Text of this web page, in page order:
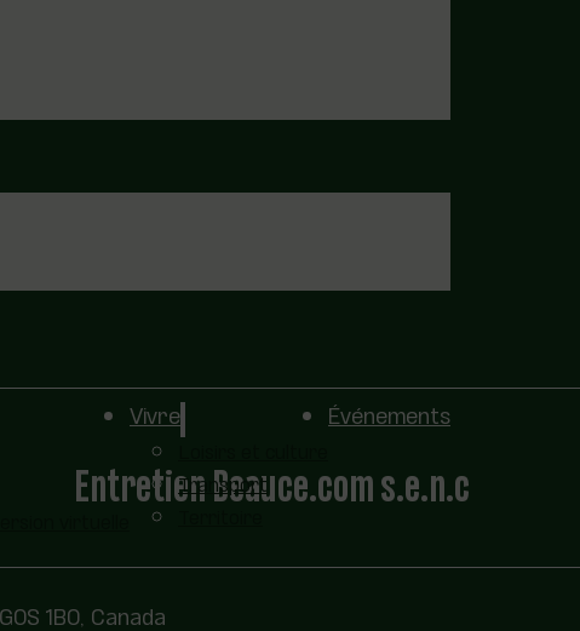
Vivre
Transport
Événements
Entretien Beauce.com s.e.n.c
1B0, Canada